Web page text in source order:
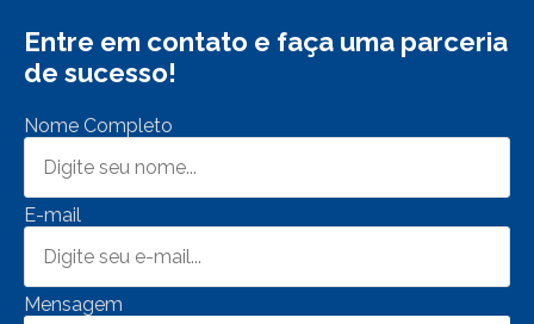
Entre em contato e faça uma parceria
de sucesso!
Nome Completo
E-mail
Mensagem